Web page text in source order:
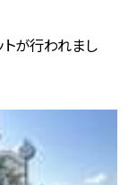
が行われまし